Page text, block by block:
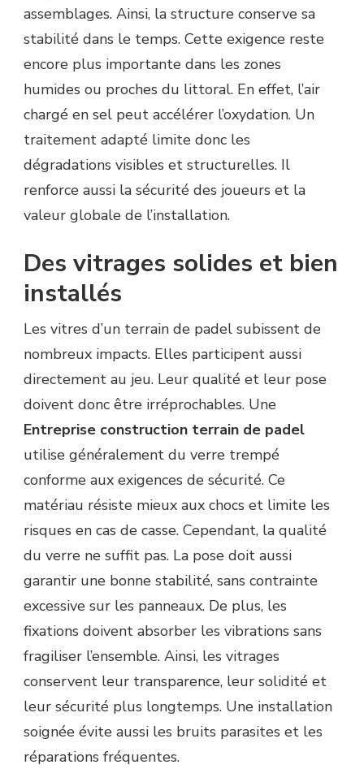
assemblages. Ainsi, la structure conserve sa
stabilité dans le temps. Cette exigence reste
encore plus importante dans les zones
humides ou proches du littoral. En effet, l’air
chargé en sel peut accélérer l’oxydation. Un
traitement adapté limite donc les
dégradations visibles et structurelles. Il
renforce aussi la sécurité des joueurs et la
valeur globale de l’installation.
Des vitrages solides et bien
installés
Les vitres d’un terrain de padel subissent de
nombreux impacts. Elles participent aussi
directement au jeu. Leur qualité et leur pose
doivent donc être irréprochables. Une
Entreprise construction terrain de padel
utilise généralement du verre trempé
conforme aux exigences de sécurité. Ce
matériau résiste mieux aux chocs et limite les
risques en cas de casse. Cependant, la qualité
du verre ne suffit pas. La pose doit aussi
garantir une bonne stabilité, sans contrainte
excessive sur les panneaux. De plus, les
fixations doivent absorber les vibrations sans
fragiliser l’ensemble. Ainsi, les vitrages
conservent leur transparence, leur solidité et
leur sécurité plus longtemps. Une installation
soignée évite aussi les bruits parasites et les
réparations fréquentes.